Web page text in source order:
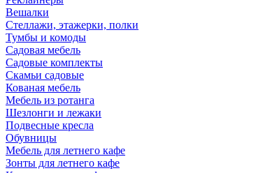
Вешалки
Стеллажи, этажерки, полки
Тумбы и комоды
Садовая мебель
Садовые комплекты
Скамьи садовые
Кованая мебель
Мебель из ротанга
Шезлонги и лежаки
Подвесные кресла
Обувницы
Мебель для летнего кафе
Зонты для летнего кафе